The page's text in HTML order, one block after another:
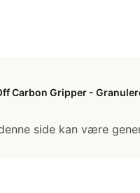
Carbon Gripper -
side kan være